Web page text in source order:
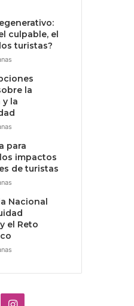
culpable, el
turistas?
la
y la
para
impactos
de turistas
Nacional
el Reto